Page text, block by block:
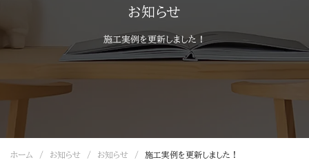
お知らせ
施工実例を更新しました！
ホーム お知らせ お知らせ 施工実例を更新しました！